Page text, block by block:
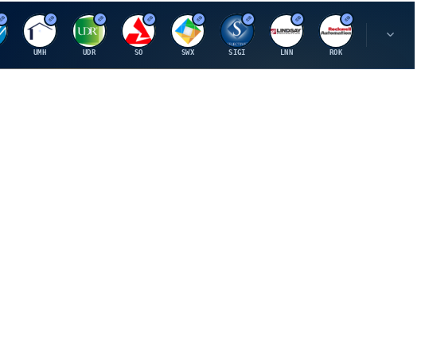
U
UMH
U
UDR
S
SO
S
SWX
S
SIGI
L
LNN
R
ROK
P